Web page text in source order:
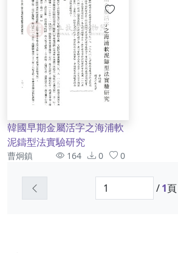
韓國早期金屬活字之海浦軟
泥鑄型法實驗研究
作者
曹炯鎮 資訊164 0 0
/1頁